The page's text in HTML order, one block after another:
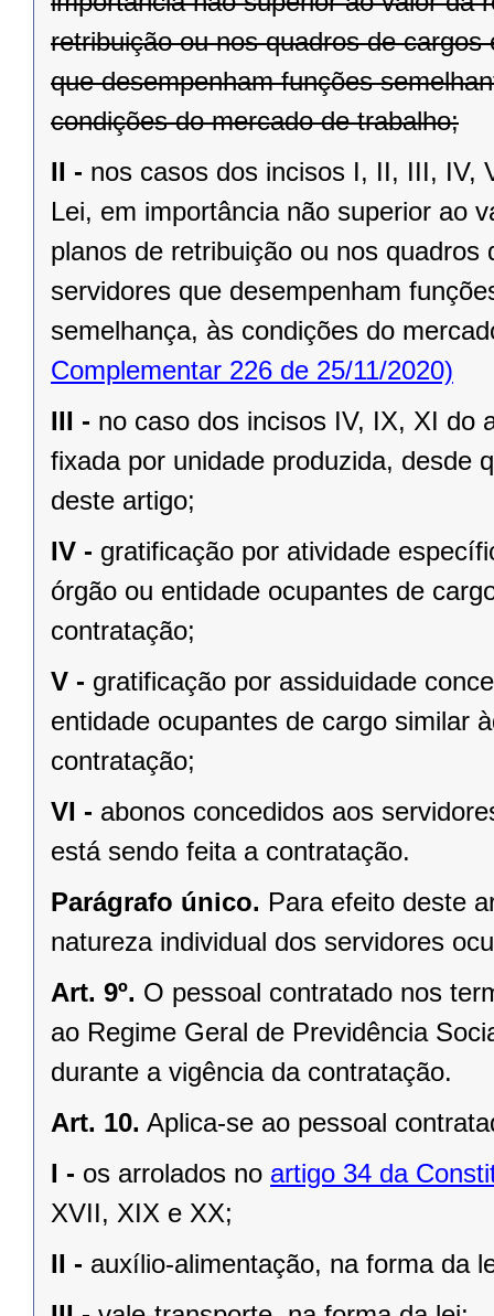
retribuição ou nos quadros de
que desempenham funções
condições do mercado de trabalho;
II - nos casos dos incisos I, II, III, IV,
Lei, em importância não superior ao
planos de retribuição ou nos
servidores que desempenham
semelhança, às condições do
Complementar 226 de 25/11/2020)
III - no caso dos incisos IV, IX, XI do
fixada por unidade produzida, desde
deste artigo;
IV - gratificação por atividade
órgão ou entidade ocupantes de
contratação;
V - gratificação por assiduidade
entidade ocupantes de cargo similar
contratação;
VI - abonos concedidos aos
está sendo feita a contratação.
Parágrafo único. Para efeito deste
natureza individual dos servidores
Art. 9º. O pessoal contratado nos
ao Regime Geral de Previdência
durante a vigência da contratação.
Art. 10. Aplica-se ao pessoal
I - os arrolados no artigo 34 da
XVII, XIX e XX;
II - auxílio-alimentação, na forma da